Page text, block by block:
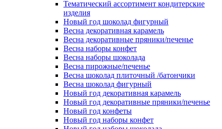
Тематический ассортимент кондитерские
изделия
Новый год шоколад фигурный
Весна декоративная карамель
Весна декоративные пряники/печенье
Весна наборы конфет
Весна наборы шоколада
Весна пирожные/печенье
Весна шоколад плиточный /батончики
Весна шоколад фигурный
Новый год декоративная карамель
Новый год декоративные пряники/печенье
Новый год конфеты
Новый год наборы конфет